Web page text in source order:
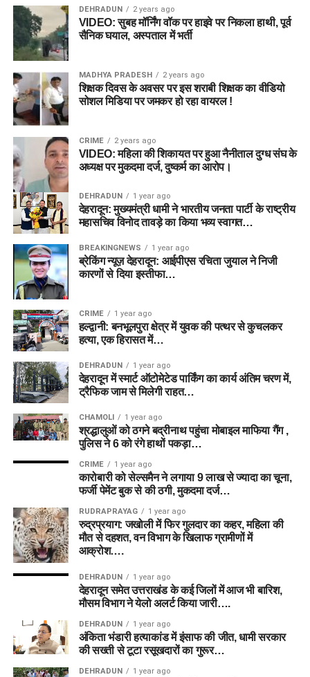
DEHRADUN 2 years ago
VIDEO: सुबह मॉर्निंग वॉक पर हाइवे पर निकला हाथी, पूर्व
सैनिक घयाल, अस्पताल में भर्ती
MADHYA PRADESH 2 years ago
शिक्षक दिवस के अवसर पर इस शराबी शिक्षक का वीडियो
सोशल मिडिया पर जमकर हो रहा वायरल !
CRIME 2 years ago
VIDEO: महिला की शिकायत पर हुआ नैनीताल दुग्ध संघ के
अध्यक्ष पर मुकदमा दर्ज, दुष्कर्म का आरोप।
DEHRADUN 1 year ago
देहरादून: मुख्यमंत्री धामी ने भारतीय जनता पार्टी के राष्ट्रीय
महासचिव विनोद तावड़े का किया भव्य स्वागत…
BREAKINGNEWS 1 year ago
ब्रेकिंग न्यूज़ देहरादून: आईपीएस रचिता जुयाल ने निजी
कारणों से दिया इस्तीफा…
CRIME 1 year ago
हल्द्वानी: बनभूलपुरा क्षेत्र में युवक की पत्थर से कुचलकर
हत्या, एक हिरासत में…
DEHRADUN 1 year ago
देहरादून में स्मार्ट ऑटोमेटेड पार्किंग का कार्य अंतिम चरण में,
ट्रैफिक जाम से मिलेगी राहत…
CHAMOLI 1 year ago
श्रद्धालुओं को ठगने बद्रीनाथ पहुंचा मोबाइल माफिया गैंग ,
पुलिस ने 6 को रंगे हाथों पकड़ा…
CRIME 1 year ago
कारोबारी को सेल्समैन ने लगाया 9 लाख से ज्यादा का चूना,
फर्जी पेमेंट बुक से की ठगी, मुकदमा दर्ज…
RUDRAPRAYAG 1 year ago
रुद्रप्रयाग: जखोली में फिर गुलदार का कहर, महिला की
मौत से दहशत, वन विभाग के खिलाफ ग्रामीणों में
आक्रोश….
DEHRADUN 1 year ago
देहरादून समेत उत्तराखंड के कई जिलों में आज भी बारिश,
मौसम विभाग ने येलो अलर्ट किया जारी….
DEHRADUN 1 year ago
अंकिता भंडारी हत्याकांड में इंसाफ की जीत, धामी सरकार
की सख्ती से टूटा रसूखदारों का गुरूर…
DEHRADUN 1 year ago